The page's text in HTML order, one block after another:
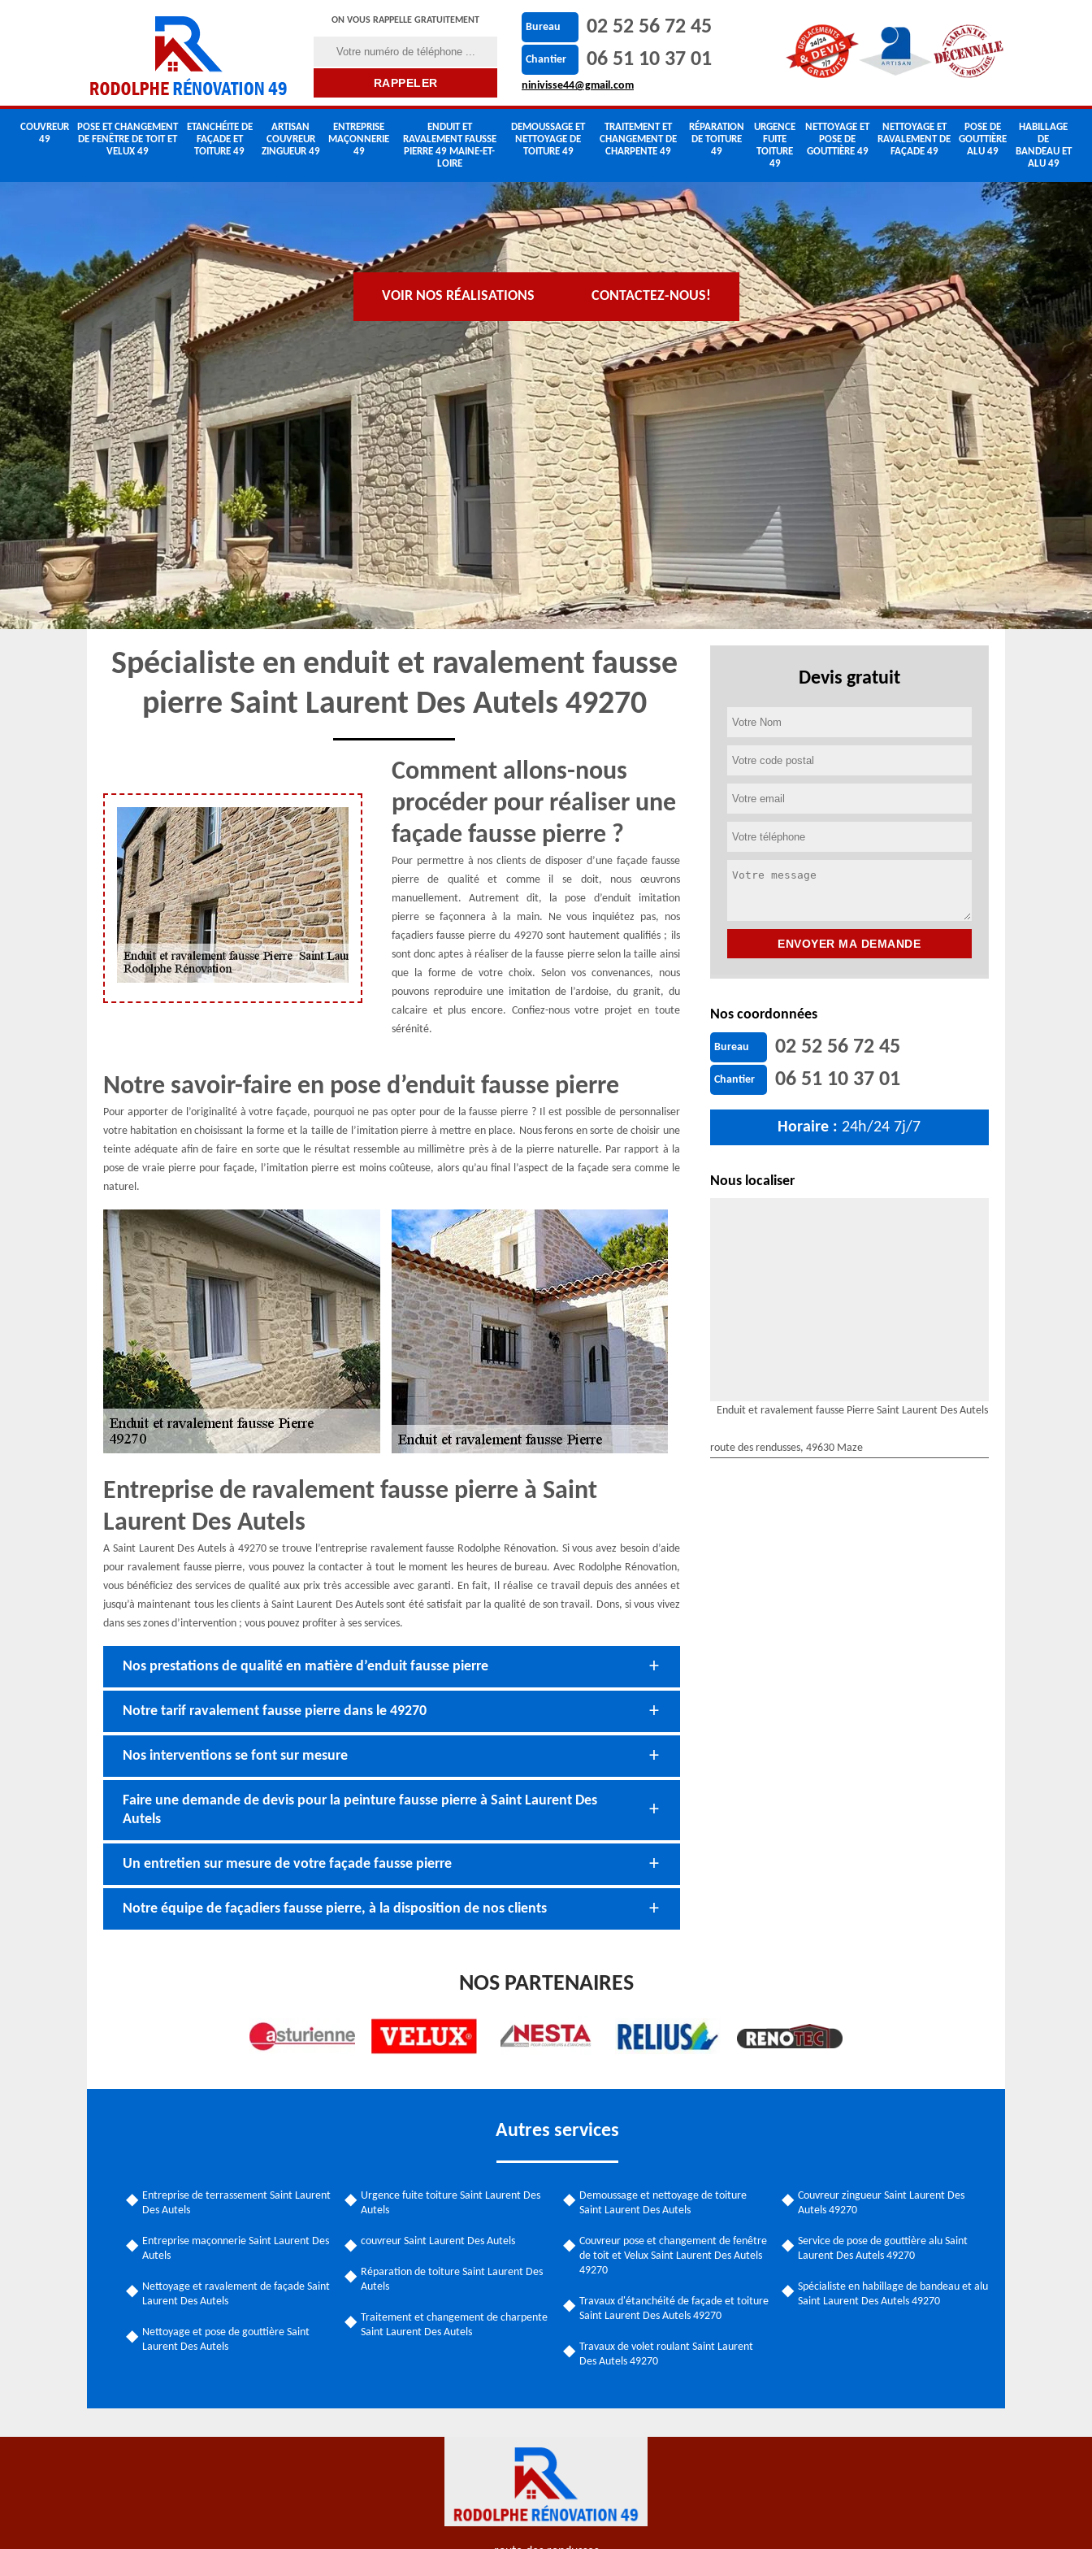
ON VOUS RAPPELLE GRATUITEMENT
Bureau 02 52 56 72 45
Chantier 06 51 10 37 01
ninivisse44@gmail.com
COUVREUR
49
POSE ET CHANGEMENT
DE FENÊTRE DE TOIT ET
VELUX 49
ETANCHÉITE DE
FAÇADE ET
TOITURE 49
ARTISAN
COUVREUR
ZINGUEUR 49
ENTREPRISE
MAÇONNERIE
49
ENDUIT ET
RAVALEMENT FAUSSE
PIERRE 49 MAINE-ET-
LOIRE
DEMOUSSAGE ET
NETTOYAGE DE
TOITURE 49
TRAITEMENT ET
CHANGEMENT DE
CHARPENTE 49
RÉPARATION
DE TOITURE
49
URGENCE
FUITE
TOITURE
49
NETTOYAGE ET
POSE DE
GOUTTIÈRE 49
NETTOYAGE ET
RAVALEMENT DE
FAÇADE 49
POSE DE
GOUTTIÈRE
ALU 49
HABILLAGE
DE
BANDEAU ET
ALU 49
VOIR NOS RÉALISATIONS CONTACTEZ-NOUS!
Spécialiste en enduit et ravalement fausse
pierre Saint Laurent Des Autels 49270
Comment allons-nous
procéder pour réaliser une
façade fausse pierre ?
Pour permettre à nos clients de disposer d’une façade fausse
pierre de qualité et comme il se doit, nous œuvrons
manuellement. Autrement dit, la pose d’enduit imitation
pierre se façonnera à la main. Ne vous inquiétez pas, nos
façadiers fausse pierre du 49270 sont hautement qualifiés ; ils
sont donc aptes à réaliser de la fausse pierre selon la taille ainsi
que la forme de votre choix. Selon vos convenances, nous
pouvons reproduire une imitation de l’ardoise, du granit, du
calcaire et plus encore. Confiez-nous votre projet en toute
sérénité.
Notre savoir-faire en pose d’enduit fausse pierre
Pour apporter de l’originalité à votre façade, pourquoi ne pas opter pour de la fausse pierre ? Il est possible de personnaliser
votre habitation en choisissant la forme et la taille de l’imitation pierre à mettre en place. Nous ferons en sorte de choisir une
teinte adéquate afin de faire en sorte que le résultat ressemble au millimètre près à de la pierre naturelle. Par rapport à la
pose de vraie pierre pour façade, l’imitation pierre est moins coûteuse, alors qu’au final l’aspect de la façade sera comme le
naturel.
Entreprise de ravalement fausse pierre à Saint
Laurent Des Autels
A Saint Laurent Des Autels à 49270 se trouve l’entreprise ravalement fausse Rodolphe Rénovation. Si vous avez besoin d’aide
pour ravalement fausse pierre, vous pouvez la contacter à tout le moment les heures de bureau. Avec Rodolphe Rénovation,
vous bénéficiez des services de qualité aux prix très accessible avec garanti. En fait, Il réalise ce travail depuis des années et
jusqu’à maintenant tous les clients à Saint Laurent Des Autels sont été satisfait par la qualité de son travail. Dons, si vous vivez
dans ses zones d’intervention ; vous pouvez profiter à ses services.
Nos prestations de qualité en matière d’enduit fausse pierre
Notre tarif ravalement fausse pierre dans le 49270
Nos interventions se font sur mesure
Faire une demande de devis pour la peinture fausse pierre à Saint Laurent Des
Autels
Un entretien sur mesure de votre façade fausse pierre
Notre équipe de façadiers fausse pierre, à la disposition de nos clients
Devis gratuit
Nos coordonnées
Bureau 02 52 56 72 45
Chantier 06 51 10 37 01
Horaire : 24h/24 7j/7
Nous localiser
Enduit et ravalement fausse Pierre Saint Laurent Des Autels
route des rendusses, 49630 Maze
NOS PARTENAIRES
Autres services
Entreprise de terrassement Saint Laurent
Des Autels
Entreprise maçonnerie Saint Laurent Des
Autels
Nettoyage et ravalement de façade Saint
Laurent Des Autels
Nettoyage et pose de gouttière Saint
Laurent Des Autels
Urgence fuite toiture Saint Laurent Des
Autels
couvreur Saint Laurent Des Autels
Réparation de toiture Saint Laurent Des
Autels
Traitement et changement de charpente
Saint Laurent Des Autels
Demoussage et nettoyage de toiture
Saint Laurent Des Autels
Couvreur pose et changement de fenêtre
de toit et Velux Saint Laurent Des Autels
49270
Travaux d'étanchéité de façade et toiture
Saint Laurent Des Autels 49270
Travaux de volet roulant Saint Laurent
Des Autels 49270
Couvreur zingueur Saint Laurent Des
Autels 49270
Service de pose de gouttière alu Saint
Laurent Des Autels 49270
Spécialiste en habillage de bandeau et alu
Saint Laurent Des Autels 49270